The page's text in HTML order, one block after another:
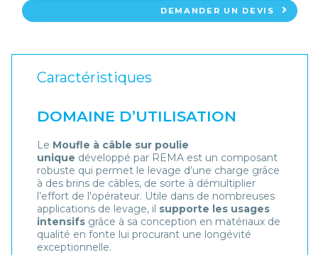
DEMANDER UN DEVIS
Caractéristiques
DOMAINE D’UTILISATION
Le Moufle à câble sur poulie
unique développé par REMA est un composant
robuste qui permet le levage d’une charge grâce
à des brins de câbles, de sorte à démultiplier
l’effort de l'opérateur. Utile dans de nombreuses
applications de levage, il supporte les usages
intensifs grâce à sa conception en matériaux de
qualité en fonte lui procurant une longévité
exceptionnelle.